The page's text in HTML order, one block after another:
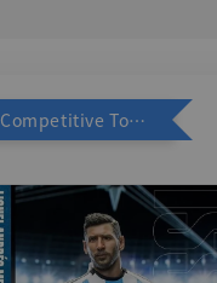
加購優惠【Competitive Toys 梅西 [CM001]】